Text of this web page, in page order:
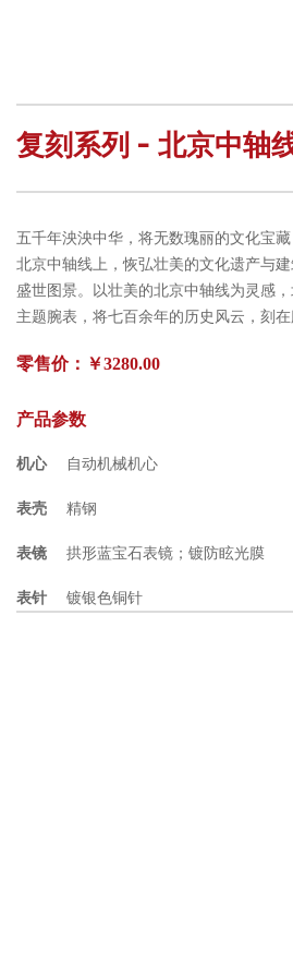
复刻系列 - 北京中轴
五千年泱泱中华，将无数瑰丽的文化宝
北京中轴线上，恢弘壮美的文化遗产与
盛世图景。以壮美的北京中轴线为灵感
主题腕表，将七百余年的历史风云，刻
零售价：￥3280.00
产品参数
机心 自动机械机心
表壳 精钢
表镜 拱形蓝宝石表镜；镀防眩光膜
表针 镀银色铜针